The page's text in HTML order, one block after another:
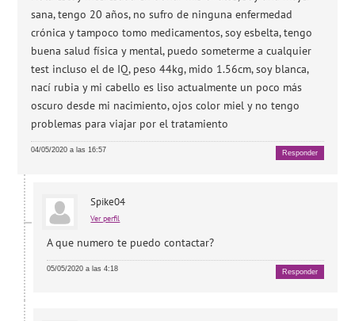
sana, tengo 20 años, no sufro de ninguna enfermedad
crónica y tampoco tomo medicamentos, soy esbelta, tengo
buena salud física y mental, puedo someterme a cualquier
test incluso el de IQ, peso 44kg, mido 1.56cm, soy blanca,
nací rubia y mi cabello es liso actualmente un poco más
oscuro desde mi nacimiento, ojos color miel y no tengo
problemas para viajar por el tratamiento
04/05/2020 a las 16:57 Responder
Spike04
Ver perfil
A que numero te puedo contactar?
05/05/2020 a las 4:18 Responder